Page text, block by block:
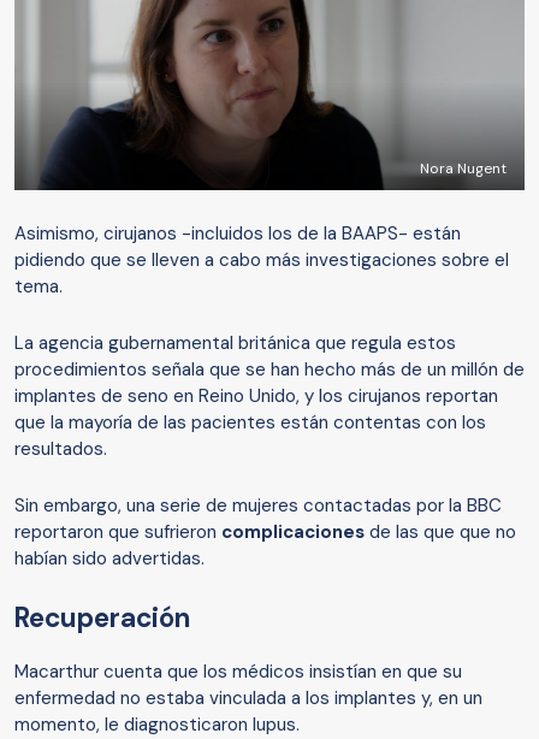
Nora Nugent
Asimismo, cirujanos -incluidos los de la BAAPS- están
pidiendo que se lleven a cabo más investigaciones sobre el
tema.
La agencia gubernamental británica que regula estos
procedimientos señala que se han hecho más de un millón de
implantes de seno en Reino Unido, y los cirujanos reportan
que la mayoría de las pacientes están contentas con los
resultados.
Sin embargo, una serie de mujeres contactadas por la BBC
reportaron que sufrieron complicaciones de las que que no
habían sido advertidas.
Recuperación
Macarthur cuenta que los médicos insistían en que su
enfermedad no estaba vinculada a los implantes y, en un
momento, le diagnosticaron lupus.